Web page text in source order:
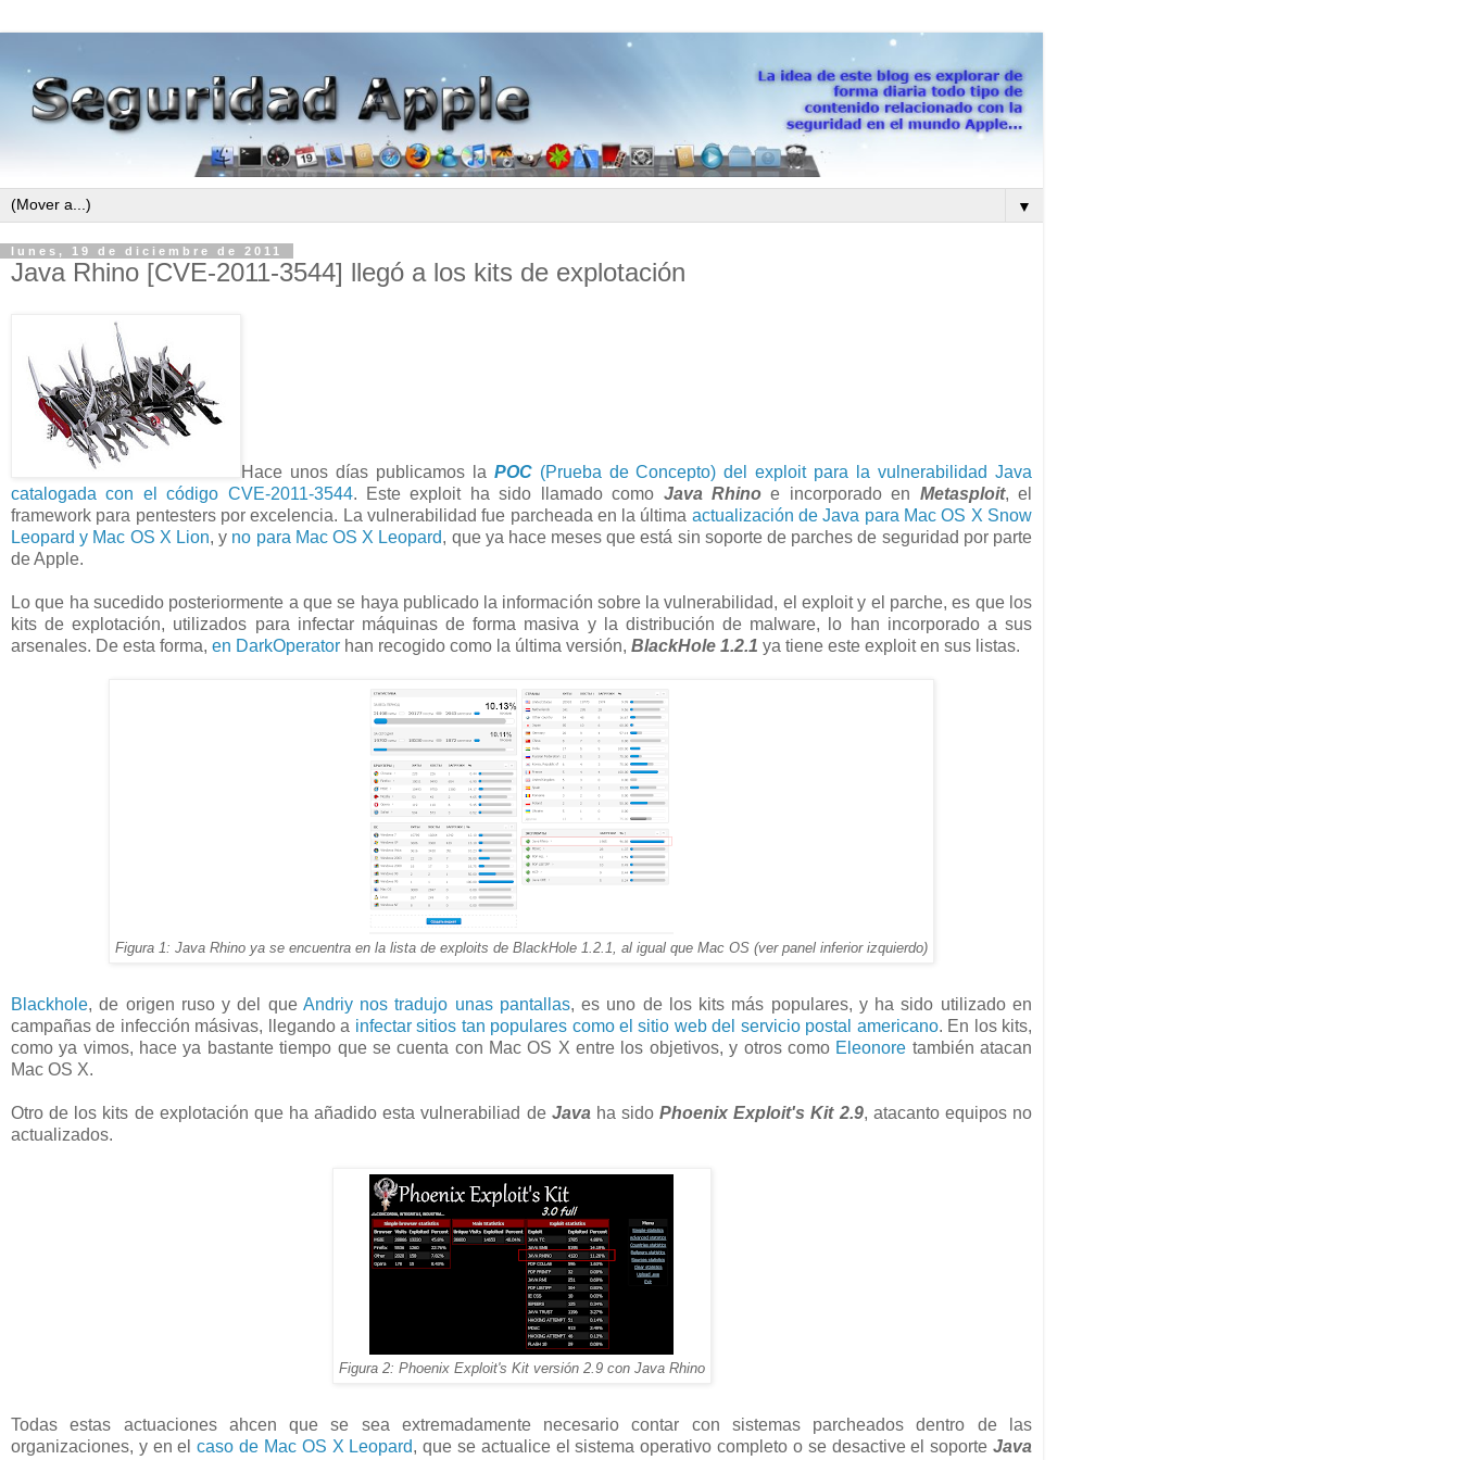
▼
lunes, 19 de diciembre de 2011
Java Rhino [CVE-2011-3544] llegó a los kits de explotación
Hace unos días publicamos la POC(Prueba de Concepto) del exploit para la vulnerabilidad Java
catalogada con el código CVE-2011-3544. Este exploit ha sido llamado como Java Rhinoe incorporado en Metasploit, el
framework para pentesters por excelencia. La vulnerabilidad fue parcheada en la última actualización de Java para Mac OS X Snow
Leopard y Mac OS X Lion, y no para Mac OS X Leopard, que ya hace meses que está sin soporte de parches de seguridad por parte
de Apple.
Lo que ha sucedido posteriormente a que se haya publicado la información sobre la vulnerabilidad, el exploit y el parche, es que los
kits de explotación, utilizados para infectar máquinas de forma masiva y la distribución de malware, lo han incorporado a sus
arsenales. De esta forma, en DarkOperator han recogido como la última versión, BlackHole 1.2.1 ya tiene este exploit en sus listas.
Figura 1: Java Rhino ya se encuentra en la lista de exploits de BlackHole 1.2.1, al igual que Mac OS (ver panel inferior izquierdo)
Blackhole, de origen ruso y del que Andriy nos tradujo unas pantallas, es uno de los kits más populares, y ha sido utilizado en
campañas de infección másivas, llegando a infectar sitios tan populares como el sitio web del servicio postal americano. En los kits,
como ya vimos, hace ya bastante tiempo que se cuenta con Mac OS X entre los objetivos, y otros como Eleonore también atacan
Mac OS X.
Otro de los kits de explotación que ha añadido esta vulnerabiliad de Java ha sidoPhoenix Exploit's Kit 2.9, atacanto equipos no
actualizados.
Figura 2: Phoenix Exploit's Kit versión 2.9 con Java Rhino
Todas estas actuaciones ahcen que se sea extremadamente necesario contar con sistemas parcheados dentro de las
organizaciones, y en elcaso de Mac OS X Leopard, que se actualice el sistema operativo completo o se desactive el soporteJava